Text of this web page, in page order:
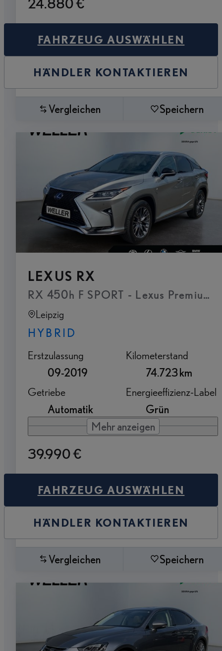
FAHRZEUG AUSWÄHLEN
HÄNDLER KONTAKTIEREN
Vergleichen Speichern
LEXUS RX
RX 450h F SPORT - Lexus Premium
Leipzig
HYBRID
Erstzulassung
09-2019
Kilometerstand
74.723 km
Getriebe
Automatik
Energieeffizienz-Label
Grün
Mehr anzeigen
39.990 €
FAHRZEUG AUSWÄHLEN
HÄNDLER KONTAKTIEREN
Vergleichen Speichern